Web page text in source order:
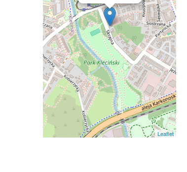
Leaflet